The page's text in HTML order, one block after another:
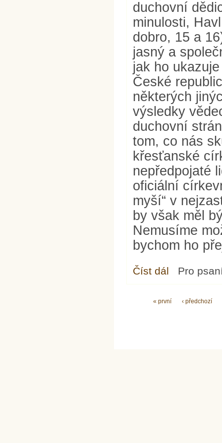
duchovní
minulosti,
dobro, 15 a
jasný a
jak ho
České
některých
výsledky
duchovní
tom, co nás
křesťanské
nepředpojaté
oficiální
myší“ v
by však měl
Nemusíme
bychom ho
Číst dál Výsada hlásat a
Pro
Stránky« první ‹ předchozí